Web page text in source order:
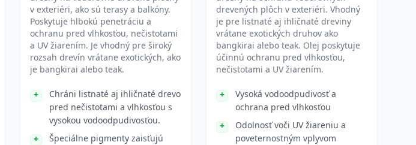
v exteriéri, ako sú terasy a balkóny.
Poskytuje hlbokú penetráciu a
ochranu pred vlhkosťou, nečistotami
a UV žiarením. Je vhodný pre široký
rozsah drevín vrátane exotických, ako
je bangkirai alebo teak.
Chráni listnaté aj ihličnaté drevo
pred nečistotami a vlhkosťou s
vysokou vodoodpudivosťou.
Špeciálne pigmenty zaisťujú
drevených plôch v exteriéri. Vhodný
je pre listnaté aj ihličnaté dreviny
vrátane exotických druhov ako
bangkirai alebo teak. Olej poskytuje
účinnú ochranu pred vlhkosťou,
nečistotami a UV žiarením.
Vysoká vodoodpudivosť a
ochrana pred vlhkosťou
Odolnosť voči UV žiareniu a
poveternostným vplyvom